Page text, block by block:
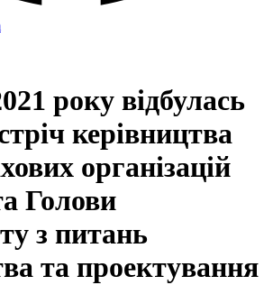
року відбулась
керівництва
організацій
Голови
з питань
та проектування